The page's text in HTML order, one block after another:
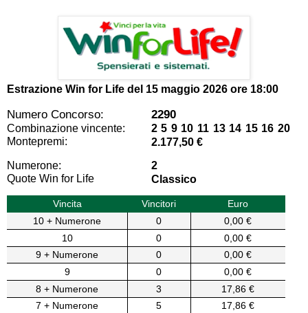
Estrazione Win for Life del 15 maggio 2026 ore 18:00
Numero Concorso: 2290
Combinazione vincente:
2 5 9 10 11 13 14 15 16 20
Montepremi:
2.177,50 €
Numerone:
2
Quote Win for Life
Classico
Vincita Vincitori
Euro
10 + Numerone
0
0,00 €
10
0
0,00 €
9 + Numerone
0
0,00 €
9
0
0,00 €
8 + Numerone
3
17,86 €
7 + Numerone
5
17,86 €